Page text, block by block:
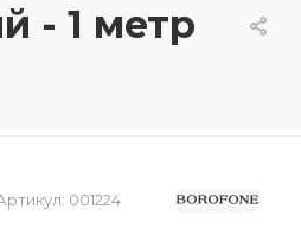
- 1 метр
001224